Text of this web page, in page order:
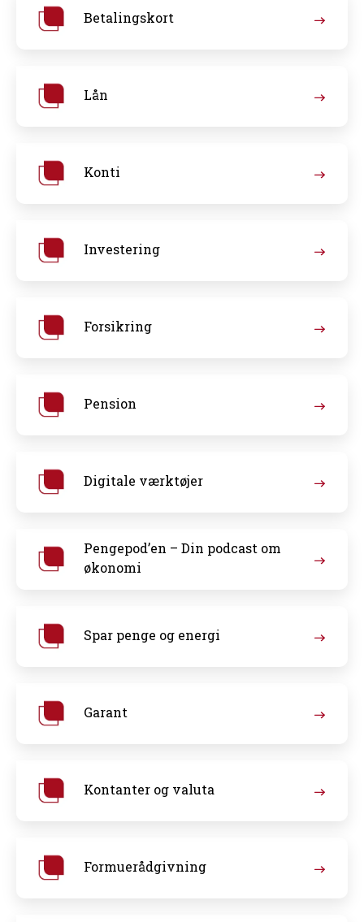
Betalingskort
Lån
Konti
Investering
Forsikring
Pension
Digitale værktøjer
Pengepod’en – Din podcast om
økonomi
Spar penge og energi
Garant
Kontanter og valuta
Formuerådgivning